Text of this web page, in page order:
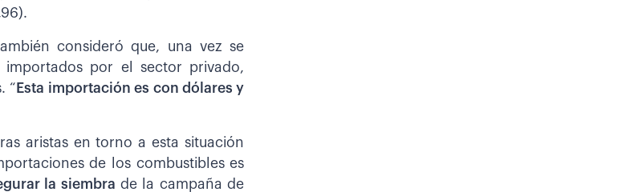
consideró que, una vez se
por el sector privado,
“ Esta importación es con dólares y
aristas en torno a esta situación
de los combustibles es
la siembra de la campaña de